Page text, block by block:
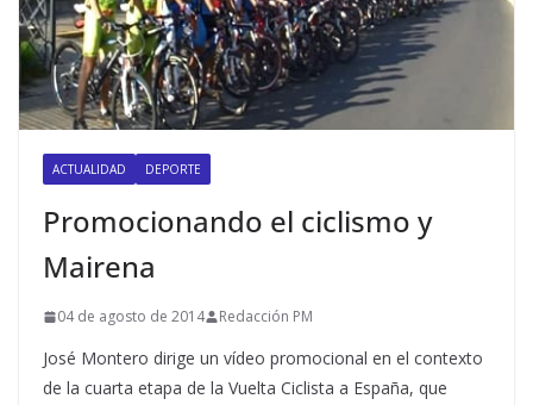
ACTUALIDAD DEPORTE
Promocionando el ciclismo y
Mairena
04 de agosto de 2014 Redacción PM
José Montero dirige un vídeo promocional en el contexto
de la cuarta etapa de la Vuelta Ciclista a España, que